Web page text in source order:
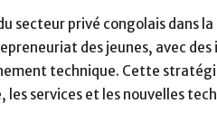
secteur privé congolais dans la
des jeunes, avec
technique. Cette
services et les nouvelles